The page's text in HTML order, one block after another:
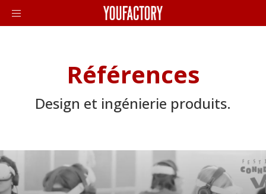
Références
Design et ingénierie produits.